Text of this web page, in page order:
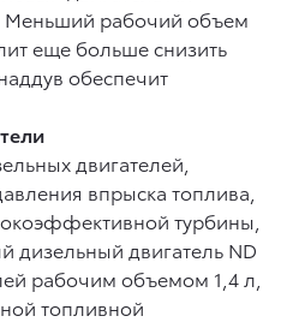
рабочий объем
еще больше снизить
обеспечит
двигателей,
впрыска топлива,
турбины,
дизельный двигатель ND
рабочим объемом 1,4 л,
топливной